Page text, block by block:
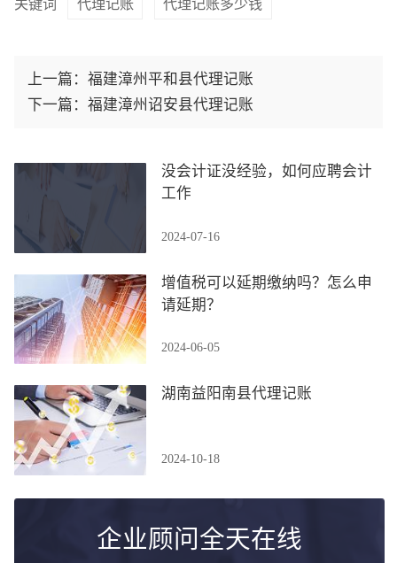
关键词 代理记账 代理记账多少钱
上一篇：福建漳州平和县代理记账
下一篇：福建漳州诏安县代理记账
没会计证没经验，如何应聘会计
工作
2024-07-16
增值税可以延期缴纳吗？怎么申
请延期？
2024-06-05
湖南益阳南县代理记账
2024-10-18
企业顾问全天在线